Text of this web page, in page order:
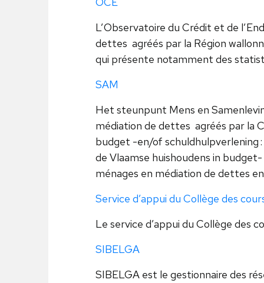
L’Observatoire du Crédit et de
dettes agréés par la Région
qui présente notamment des
SAM
Het steunpunt Mens en
médiation de dettes agréés par la
budget -en/of schuldhulpverlening
de Vlaamse huishoudens in
ménages en médiation de dettes
Service d’appui du Collège des
Le service d’appui du Collège des
SIBELGA
SIBELGA est le gestionnaire des